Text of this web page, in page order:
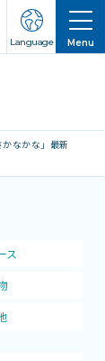
Menu
Language
かなかな」最新
ス